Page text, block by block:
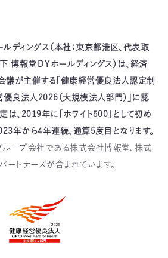
ディングス（本社：東京都港区、代表取
博報堂ＤＹホールディングス）は、経済
議が主催する「健康経営優良法人認定制
優良法人2026（大規模法人部門）」に認
は、2019年に「ホワイト500」として初め
年から4年連続、通算5度目となります。
ープ会社である株式会社博報堂、株式
ートナーズが含まれています。